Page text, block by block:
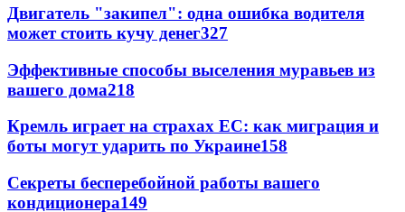
Двигатель "закипел": одна ошибка водителя
может стоить кучу денег327
Эффективные способы выселения муравьев из
вашего дома218
Кремль играет на страхах ЕС: как миграция и
боты могут ударить по Украине158
Секреты бесперебойной работы вашего
кондиционера149